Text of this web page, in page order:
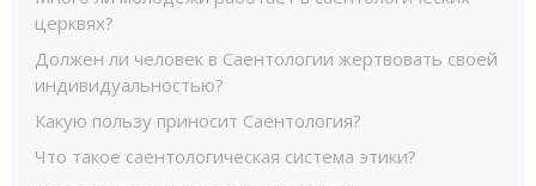
церквях?
Должен ли человек в Саентологии жертвовать своей
индивидуальностью?
Какую пользу приносит Саентология?
Что такое саентологическая система этики?